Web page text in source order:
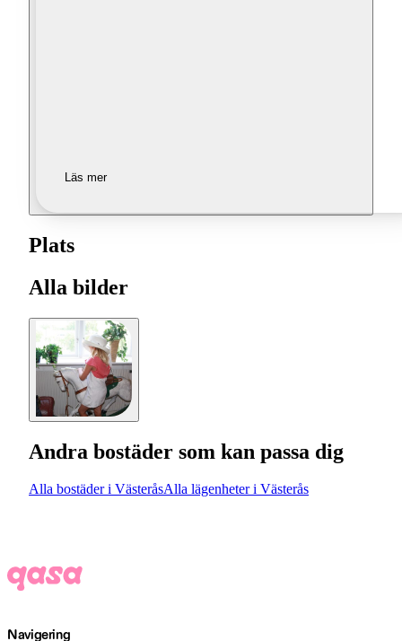
Läs mer
Plats
Alla bilder
Andra bostäder som kan passa dig
Alla bostäder i VästeråsAlla lägenheter i Västerås
Navigering